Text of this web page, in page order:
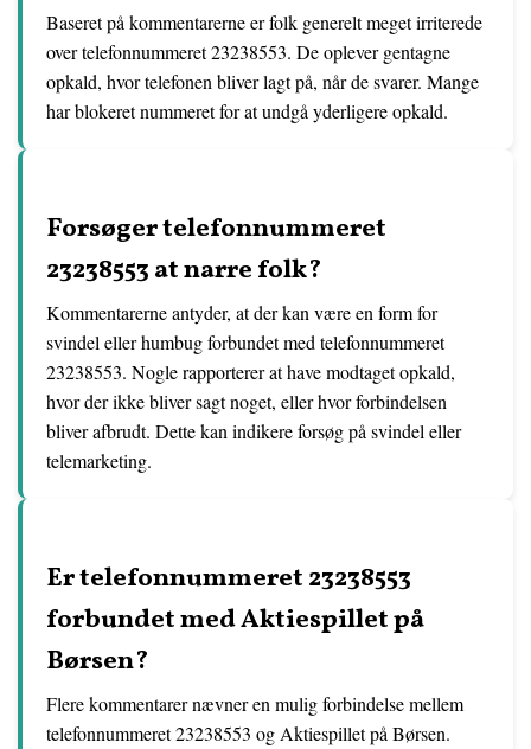
Baseret på kommentarerne er folk generelt meget irriterede
over telefonnummeret 23238553. De oplever gentagne
opkald, hvor telefonen bliver lagt på, når de svarer. Mange
har blokeret nummeret for at undgå yderligere opkald.
Forsøger telefonnummeret
23238553 at narre folk?
Kommentarerne antyder, at der kan være en form for
svindel eller humbug forbundet med telefonnummeret
23238553. Nogle rapporterer at have modtaget opkald,
hvor der ikke bliver sagt noget, eller hvor forbindelsen
bliver afbrudt. Dette kan indikere forsøg på svindel eller
telemarketing.
Er telefonnummeret 23238553
forbundet med Aktiespillet på
Børsen?
Flere kommentarer nævner en mulig forbindelse mellem
telefonnummeret 23238553 og Aktiespillet på Børsen.